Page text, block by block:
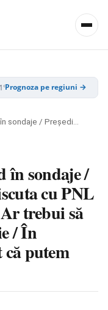
/33° ☁️Cluj-Napoca
Prognoza pe regiuni →
în sondaje /
cu PNL
trebui să
/ În
putem